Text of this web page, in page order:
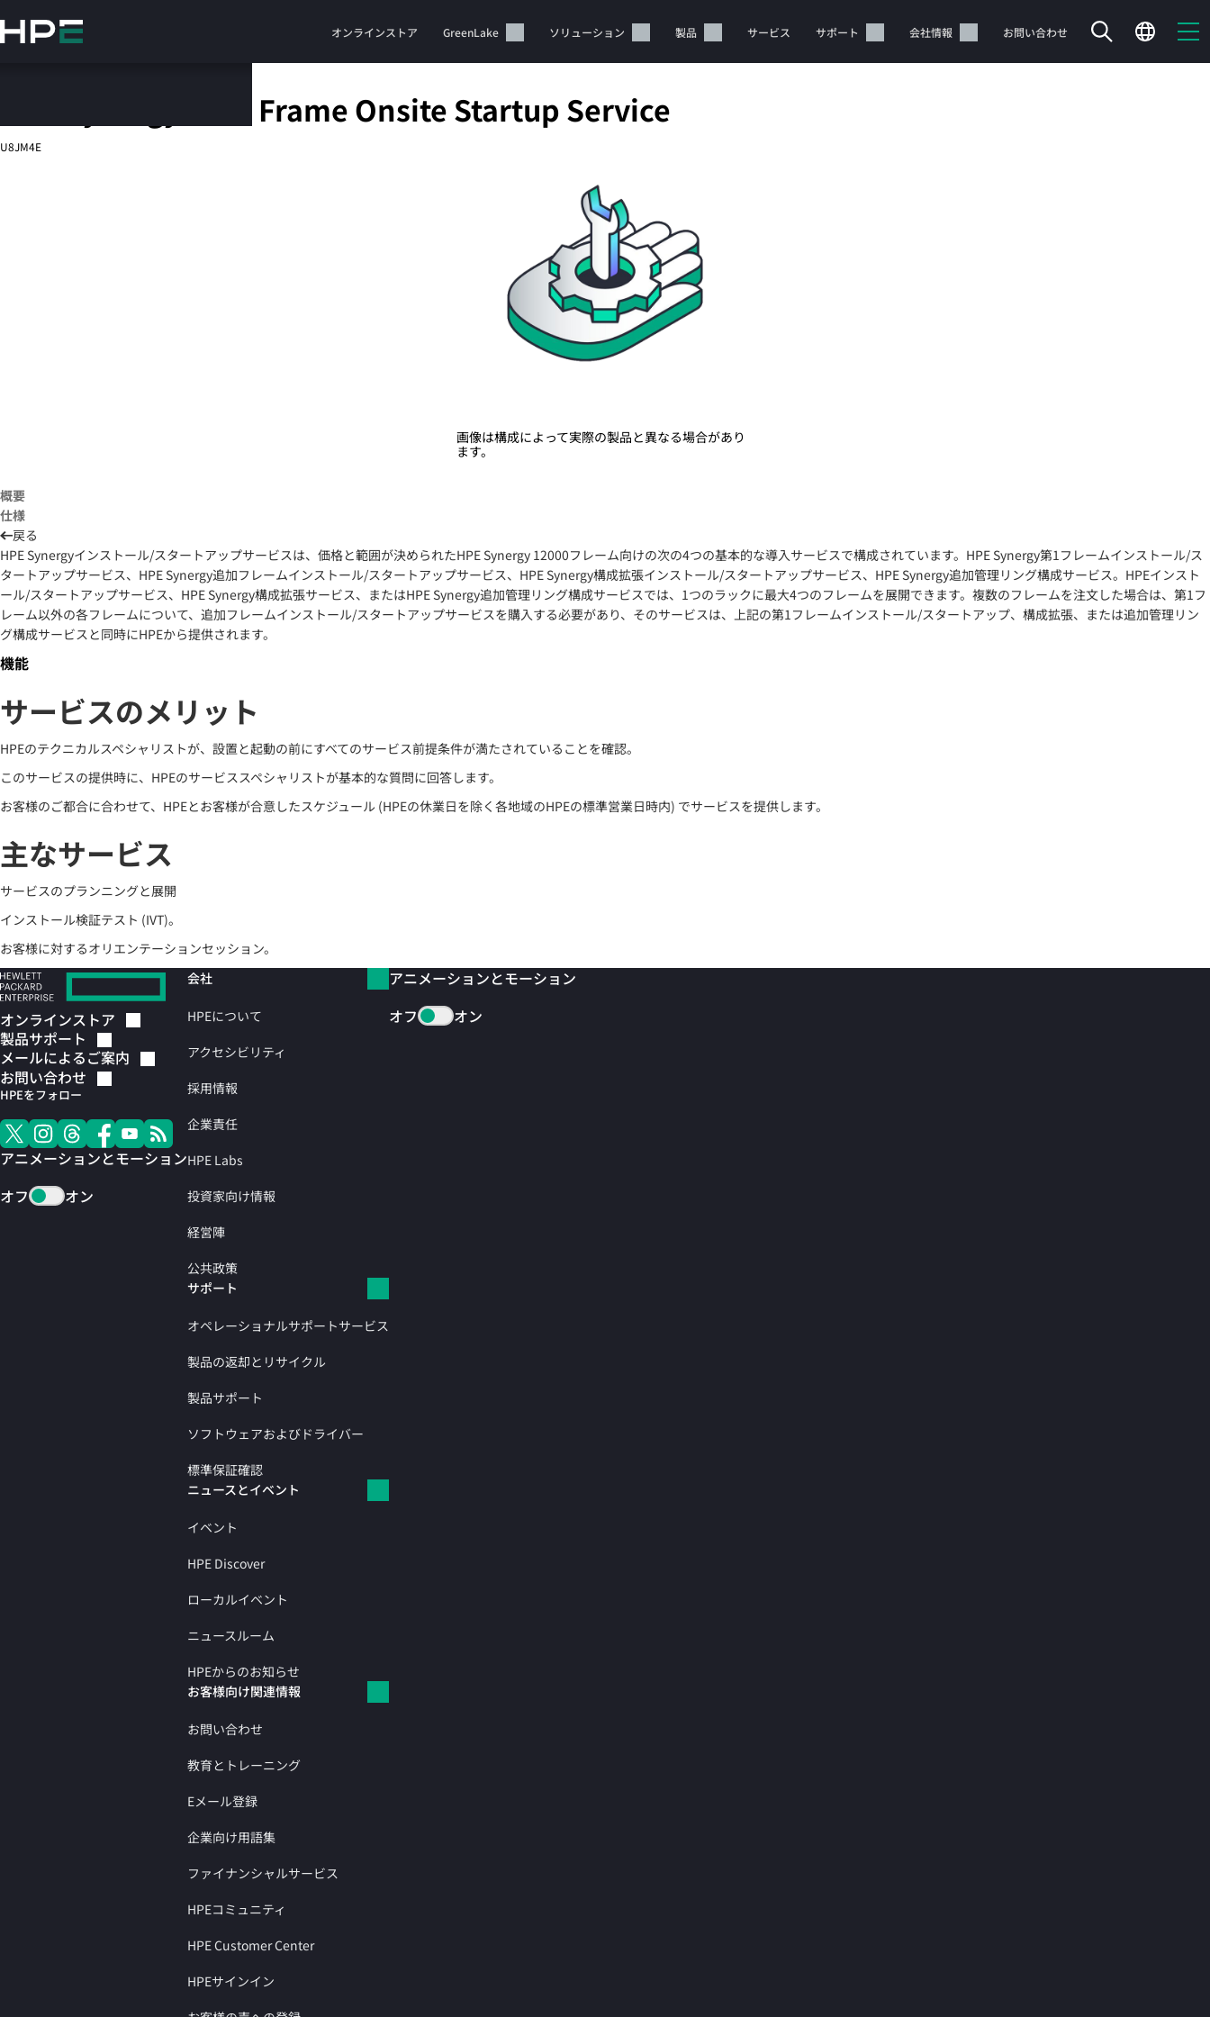
イ
テ
ン
オンラインストア GreenLake ソリューション 製品 サービス サポート 会社情報 お問い合わせ
カートは空です
HPEストアで商品を検索、構成、注文できます。
今すぐ購入
HPE Synergy Addl Frame Onsite Startup Service
U8JM4E
画像は構成によって実際の製品と異なる場合があり
ます。
概要
仕様
戻る
HPE Synergyインストール/スタートアップサービスは、価格と範囲が決められたHPE Synergy 12000フレーム向けの次の4つの基本的な導入サービスで構成されています。HPE Synergy第1フレームインストール/ス
タートアップサービス、HPE Synergy追加フレームインストール/スタートアップサービス、HPE Synergy構成拡張インストール/スタートアップサービス、HPE Synergy追加管理リング構成サービス。HPEインスト
ール/スタートアップサービス、HPE Synergy構成拡張サービス、またはHPE Synergy追加管理リング構成サービスでは、1つのラックに最大4つのフレームを展開できます。複数のフレームを注文した場合は、第1フ
レーム以外の各フレームについて、追加フレームインストール/スタートアップサービスを購入する必要があり、そのサービスは、上記の第1フレームインストール/スタートアップ、構成拡張、または追加管理リン
グ構成サービスと同時にHPEから提供されます。
機能
サービスのメリット
HPEのテクニカルスペシャリストが、設置と起動の前にすべてのサービス前提条件が満たされていることを確認。
このサービスの提供時に、HPEのサービススペシャリストが基本的な質問に回答します。
お客様のご都合に合わせて、HPEとお客様が合意したスケジュール (HPEの休業日を除く各地域のHPEの標準営業日時内) でサービスを提供します。
主なサービス
サービスのプランニングと展開
インストール検証テスト (IVT)。
お客様に対するオリエンテーションセッション。
オンラインストア
製品サポート
メールによるご案内
お問い合わせ
HPEをフォロー
アニメーションとモーション
オフ
オン
会社
HPEについて
アクセシビリティ
採用情報
企業責任
HPE Labs
投資家向け情報
経営陣
公共政策
サポート
オペレーショナルサポートサービス
製品の返却とリサイクル
製品サポート
ソフトウェアおよびドライバー
標準保証確認
ニュースとイベント
イベント
HPE Discover
ローカルイベント
ニュースルーム
HPEからのお知らせ
お客様向け関連情報
お問い合わせ
教育とトレーニング
Eメール登録
企業向け用語集
ファイナンシャルサービス
HPEコミュニティ
HPE Customer Center
HPEサインイン
アニメーションとモーション
オフ
オン